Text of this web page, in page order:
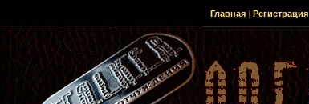
Главная | Регистрация